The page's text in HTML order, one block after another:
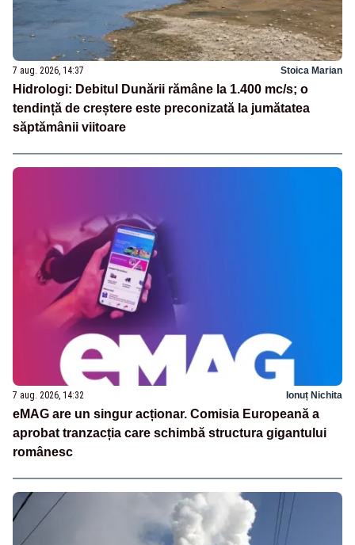
7 aug. 2026, 14:37 Stoica Marian
Hidrologi: Debitul Dunării rămâne la 1.400 mc/s; o
tendință de creștere este preconizată la jumătatea
săptămânii viitoare
7 aug. 2026, 14:32 Ionuț Nichita
eMAG are un singur acționar. Comisia Europeană a
aprobat tranzacția care schimbă structura gigantului
românesc